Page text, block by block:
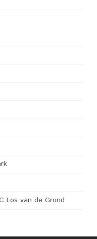
Los van de Grond